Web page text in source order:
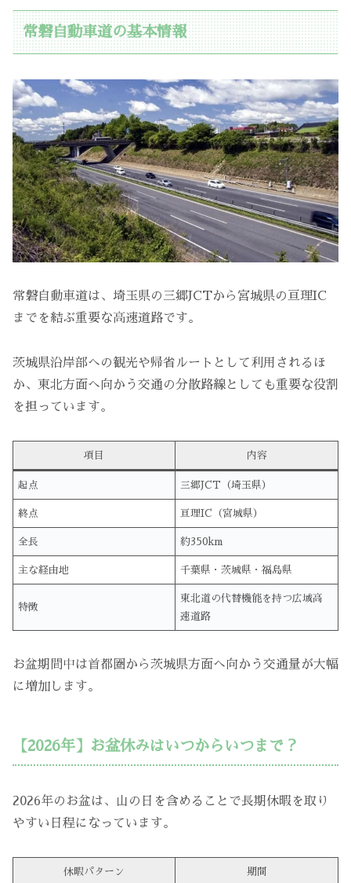
常磐自動車道の基本情報
常磐自動車道は、埼玉県の三郷JCTから宮城県の亘理IC
までを結ぶ重要な高速道路です。
茨城県沿岸部への観光や帰省ルートとして利用されるほ
か、東北方面へ向かう交通の分散路線としても重要な役割
を担っています。
項目 内容
起点 三郷JCT（埼玉県）
終点 亘理IC（宮城県）
全長 約350km
主な経由地 千葉県・茨城県・福島県
特徴
東北道の代替機能を持つ広域高
速道路
お盆期間中は首都圏から茨城県方面へ向かう交通量が大幅
に増加します。
【2026年】お盆休みはいつからいつまで？
2026年のお盆は、山の日を含めることで長期休暇を取り
やすい日程になっています。
休暇パターン 期間